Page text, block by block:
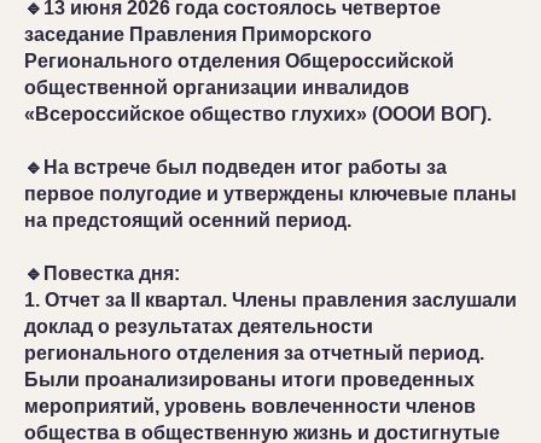
🔹13 июня 2026 года состоялось четвертое
заседание Правления Приморского
Регионального отделения Общероссийской
общественной организации инвалидов
«Всероссийское общество глухих» (ОООИ ВОГ).
🔹На встрече был подведен итог работы за
первое полугодие и утверждены ключевые планы
на предстоящий осенний период.
🔹Повестка дня:
1. Отчет за II квартал. Члены правления заслушали
доклад о результатах деятельности
регионального отделения за отчетный период.
Были проанализированы итоги проведенных
мероприятий, уровень вовлеченности членов
общества в общественную жизнь и достигнутые